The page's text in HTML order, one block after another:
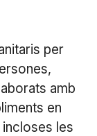
per
amb
en
les